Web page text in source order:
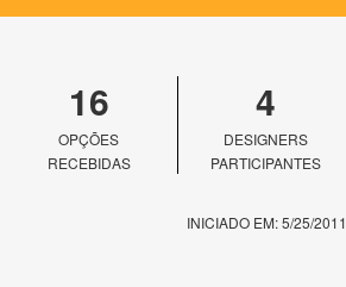
16
OPÇÕES
RECEBIDAS
4
DESIGNERS
PARTICIPANTES
INICIADO EM: 5/25/2011